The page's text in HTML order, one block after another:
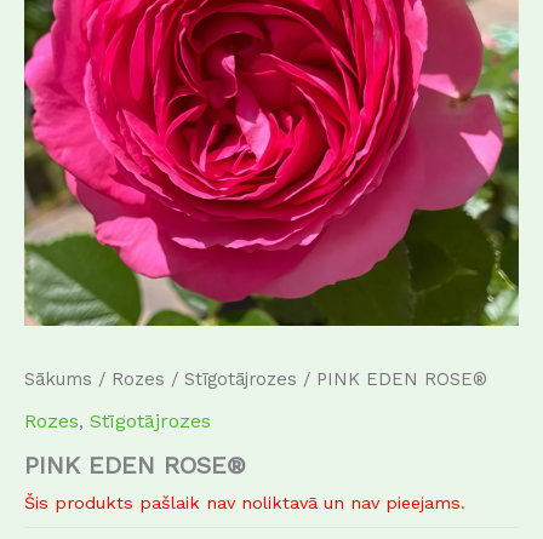
Sākums / Rozes / Stīgotājrozes / PINK EDEN ROSE®
Rozes, Stīgotājrozes
PINK EDEN ROSE®
Šis produkts pašlaik nav noliktavā un nav pieejams.